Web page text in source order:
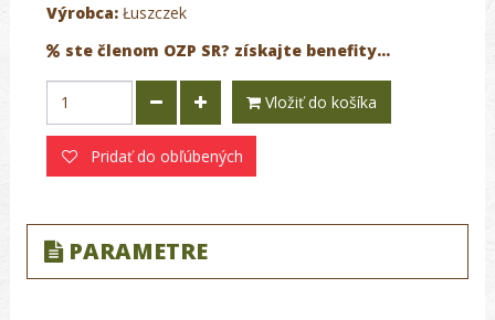
Výrobca: Łuszczek
ste členom OZP SR? získajte benefity...
Vložiť do košíka
Pridať do obľúbených
PARAMETRE